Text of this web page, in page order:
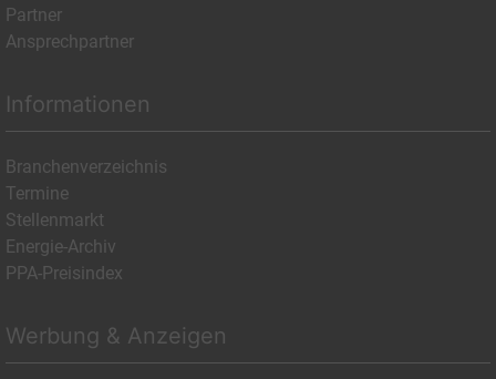
Partner
Ansprechpartner
Informationen
Branchenverzeichnis
Termine
Stellenmarkt
Energie-Archiv
PPA-Preisindex
Werbung & Anzeigen